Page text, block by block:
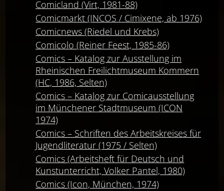
Comicland (Virt, 1981-88)
Comicmarkt (INCOS / Cimixene, ab 1976)
Comicnews (Riedel und Krebs)
Comicolo (Reiner Feest, 1985-86)
Comics – Katalog zur Ausstellung im
Rheinischen Freilichtmuseum Kommern
(HC, 1986, Selten)
Comics – Katalog zur Comicausstellung
im Münchener Stadtmuseum (ICON
1974)
Comics – Schriften des Arbeitskreises für
Jugendliteratur (1975 / Selten)
Comics (Arbeitsheft für Deutsch und
Kunstunterricht, Volker Pantel, 1980)
Comics (Icon, München, 1974)